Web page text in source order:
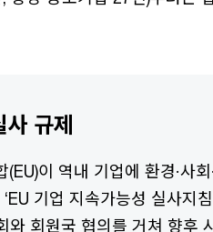
규제
(EU)이 역내 기업에 환경·사
기업 지속가능성 실사지
와 회원국 협의를 거쳐 향후